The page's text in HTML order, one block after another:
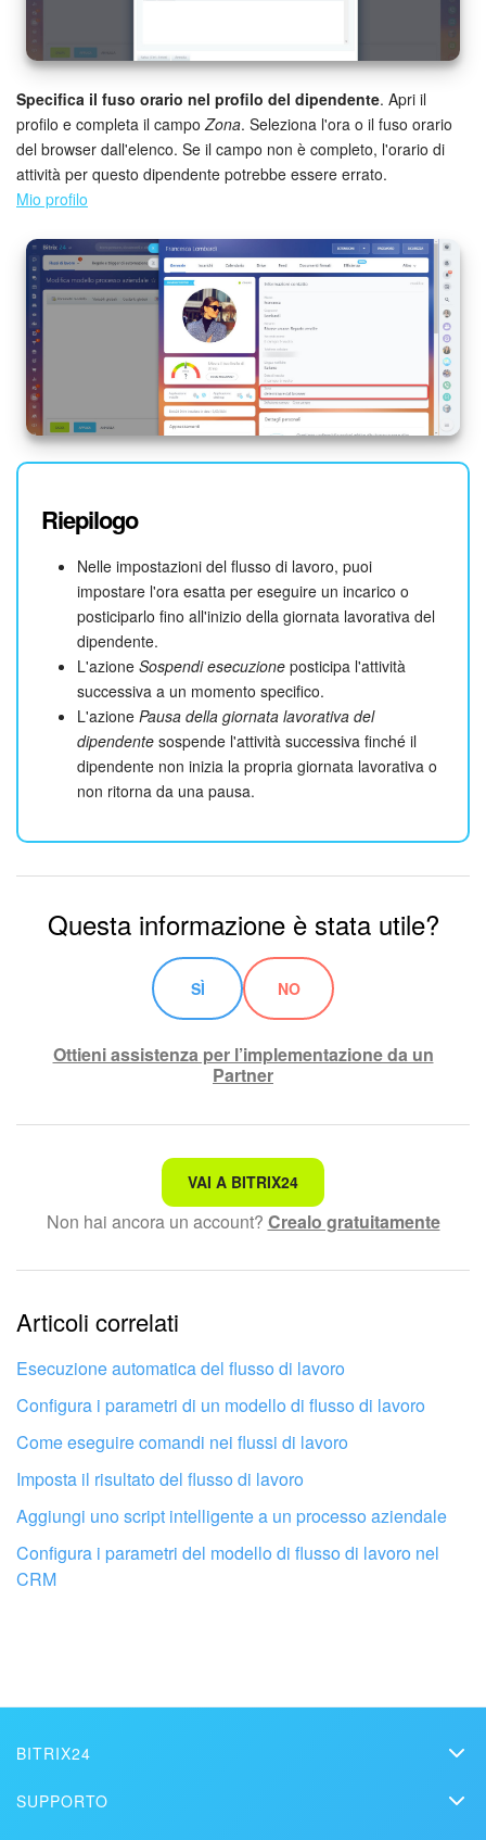
Specifica il fuso orario nel profilo del dipendente. Apri il
profilo e completa il campoZona. Seleziona l'ora o il fuso orario
del browser dall'elenco. Se il campo non è completo, l'orario di
attività per questo dipendente potrebbe essere errato.
Mio profilo
Riepilogo
Nelle impostazioni del flusso di lavoro, puoi
impostare l'ora esatta per eseguire un incarico o
posticiparlo fino all'inizio della giornata lavorativa del
dipendente.
L'azione Sospendi esecuzione posticipa l'attività
successiva a un momento specifico.
L'azione Pausa della giornata lavorativa del
dipendente sospende l'attività successiva finché il
dipendente non inizia la propria giornata lavorativa o
non ritorna da una pausa.
Questa informazione è stata utile?
SÌ NO
Ottieni assistenza per l’implementazione da un
Partner
Non è quello che sto cercando.
Testo complesso e incomprensibile
Le informazioni sono obsolete.
Troppo breve, ho bisogno di maggiori informazioni.
Non mi soddisfa come funziona questo strumento
TROVA UN PARTNER BITRIX24 VICINO A ME
VAI A BITRIX24
Non hai ancora un account? Crealo gratuitamente
Articoli correlati
Esecuzione automatica del flusso di lavoro
Configura i parametri di un modello di flusso di lavoro
Come eseguire comandi nei flussi di lavoro
Imposta il risultato del flusso di lavoro
Aggiungi uno script intelligente a un processo aziendale
Configura i parametri del modello di flusso di lavoro nel
CRM
BITRIX24
SUPPORTO